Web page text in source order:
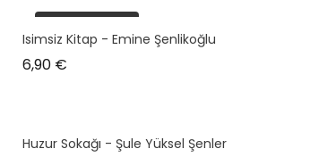
plus en stock
Isimsiz Kitap - Emine Şenlikoğlu
6,90 €
Huzur Sokağı - Şule Yüksel Şenler